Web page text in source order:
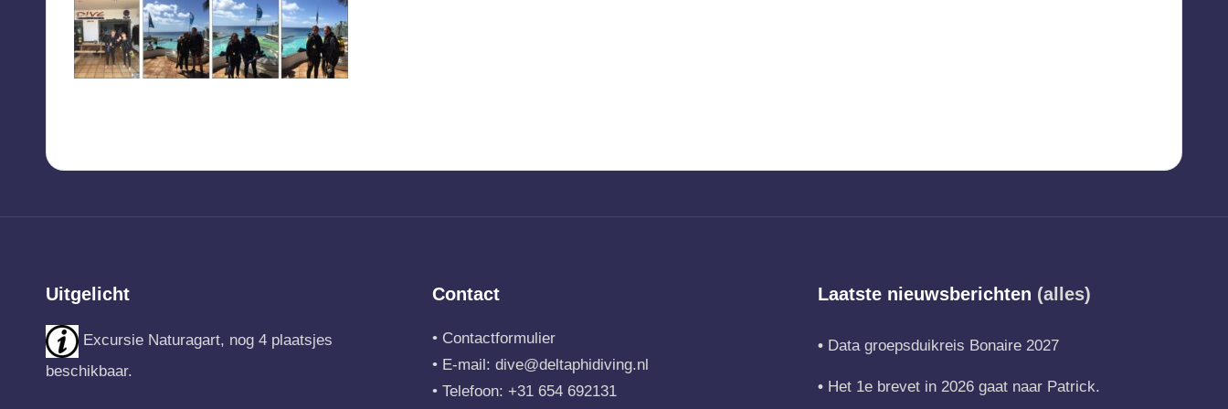
Uitgelicht
Excursie Naturagart, nog 4 plaatsjes
beschikbaar.
Contact
• Contactformulier
• E-mail: dive@deltaphidiving.nl
• Telefoon: +31 654 692131
Laatste nieuwsberichten (alles)
Data groepsduikreis Bonaire 2027
Het 1e brevet in 2026 gaat naar Patrick.